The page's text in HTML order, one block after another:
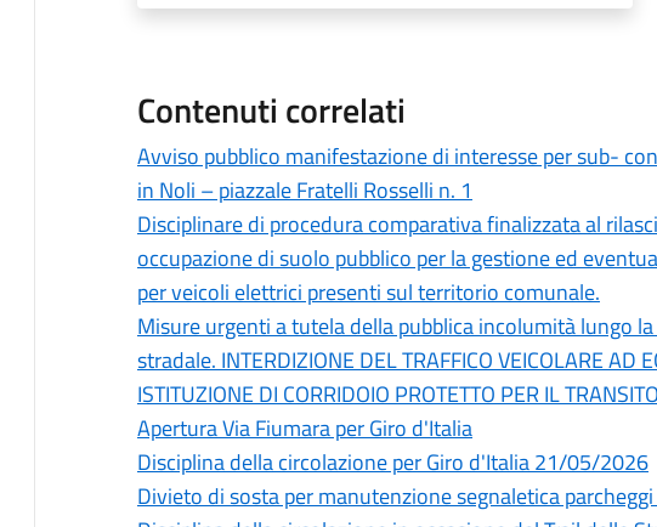
Contenuti correlati
Avviso pubblico manifestazione di interesse per sub-
in Noli – piazzale Fratelli Rosselli n. 1
Disciplinare di procedura comparativa finalizzata al
occupazione di suolo pubblico per la gestione ed
per veicoli elettrici presenti sul territorio comunale.
Misure urgenti a tutela della pubblica incolumità lungo
stradale. INTERDIZIONE DEL TRAFFICO VEICOLARE AD
ISTITUZIONE DI CORRIDOIO PROTETTO PER IL
Apertura Via Fiumara per Giro d'Italia
Disciplina della circolazione per Giro d'Italia 21/05/2026
Divieto di sosta per manutenzione segnaletica